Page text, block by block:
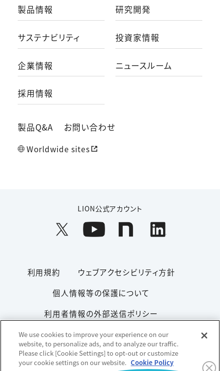
製品情報 研究開発
サステナビリティ 投資家情報
企業情報 ニュースルーム
採用情報
製品Q&A お問い合わせ
Worldwide sites
LION公式アカウント
利用規約
ウェブアクセシビリティ方針
個人情報等の保護について
利用者情報の外部送信ポリシー
ソーシャルメディアポリシー
サイトマップ
Copyright© 1996-2026 Lion Corporation. All rights reserved.
We use cookies to improve your experience on our
website, to personalize ads, and to analyze our traffic.
Please click [Cookie Settings] to opt-out or customize
your cookie settings on our website. Cookie Policy